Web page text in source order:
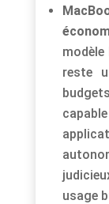
modèle
reste
usage